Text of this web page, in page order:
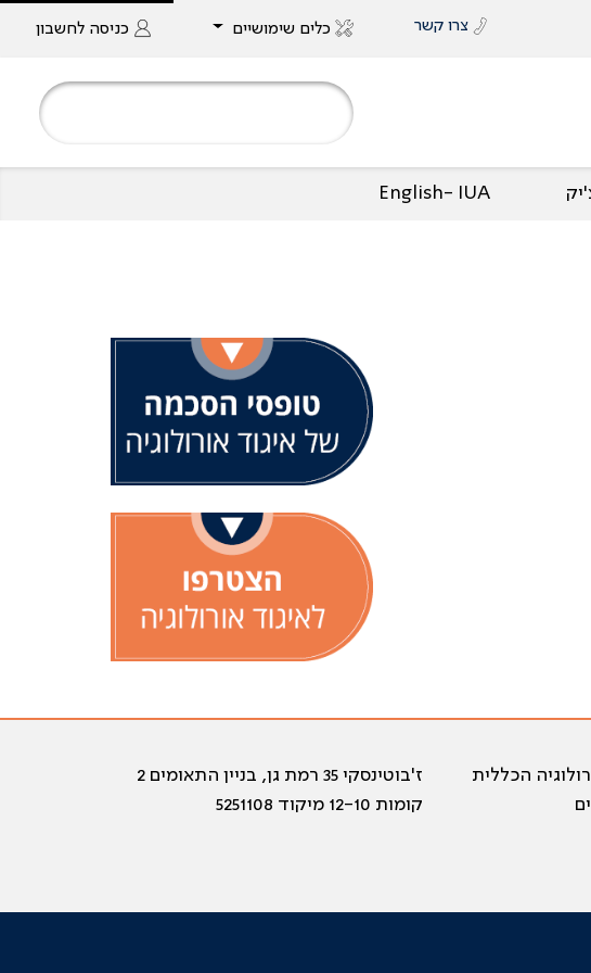
צרו קשר כלים שימושיים כניסה לחשבון
English- IUA
הכללית
ז'בוטינסקי 35 רמת גן, בניין התאומים 2
קומות 12-10 מיקוד 5251108